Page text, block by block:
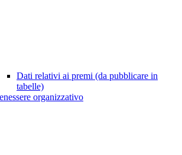
Dati relativi ai premi (da pubblicare in
tabelle)
organizzativo